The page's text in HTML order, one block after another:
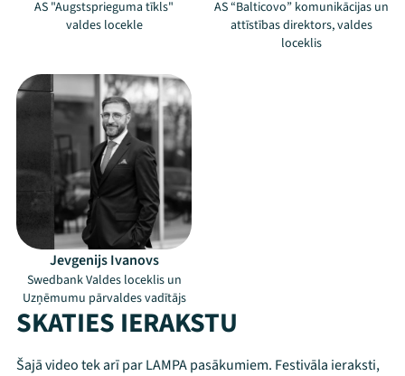
AS "Augstsprieguma tīkls"
valdes locekle
AS “Balticovo” komunikācijas un
attīstības direktors, valdes
loceklis
Jevgenijs Ivanovs
Swedbank Valdes loceklis un
Uzņēmumu pārvaldes vadītājs
SKATIES IERAKSTU
Šajā video tek arī par LAMPA pasākumiem. Festivāla ieraksti,